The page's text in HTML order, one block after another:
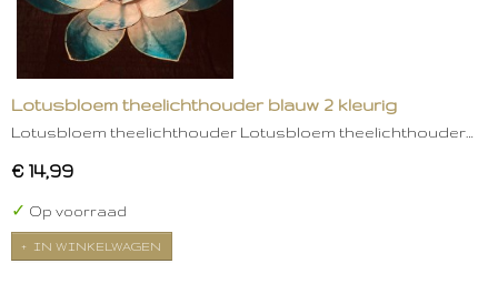
Lotusbloem theelichthouder blauw 2 kleurig
Lotusbloem theelichthouder Lotusbloem theelichthouder…
€ 14,99
✓ Op voorraad
IN WINKELWAGEN